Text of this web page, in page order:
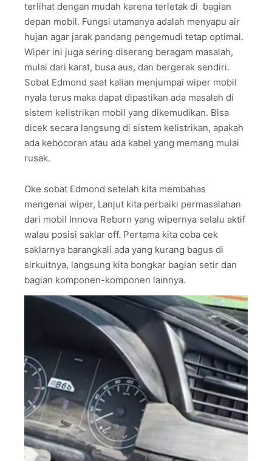
terlihat dengan mudah karena terletak di bagian
depan mobil. Fungsi utamanya adalah menyapu air
hujan agar jarak pandang pengemudi tetap optimal.
Wiper ini juga sering diserang beragam masalah,
mulai dari karat, busa aus, dan bergerak sendiri.
Sobat Edmond saat kalian menjumpai wiper mobil
nyala terus maka dapat dipastikan ada masalah di
sistem kelistrikan mobil yang dikemudikan. Bisa
dicek secara langsung di sistem kelistrikan, apakah
ada kebocoran atau ada kabel yang memang mulai
rusak.
Oke sobat Edmond setelah kita membahas
mengenai wiper, Lanjut kita perbaiki permasalahan
dari mobil Innova Reborn yang wipernya selalu aktif
walau posisi saklar off. Pertama kita coba cek
saklarnya barangkali ada yang kurang bagus di
sirkuitnya, langsung kita bongkar bagian setir dan
bagian komponen-komponen lainnya.